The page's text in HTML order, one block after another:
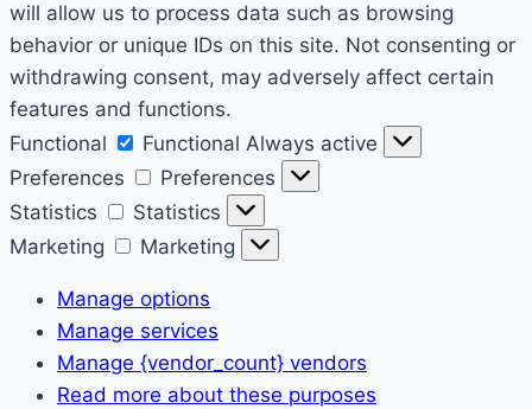
will allow us to process data such as browsing
behavior or unique IDs on this site. Not consenting or
withdrawing consent, may adversely affect certain
features and functions.
Functional
Functional Always active
Preferences
Preferences
Statistics
Statistics
Marketing
Marketing
Manage options
Manage services
Manage {vendor_count} vendors
Read more about these purposes